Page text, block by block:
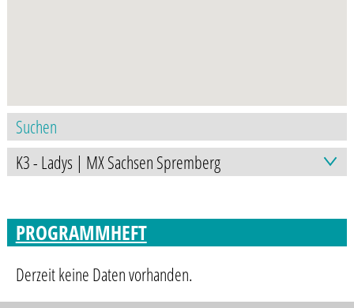
PROGRAMMHEFT
Derzeit keine Daten vorhanden.